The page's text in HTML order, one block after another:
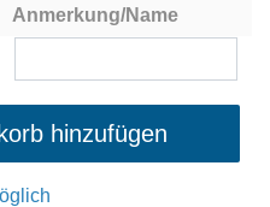
Anmerkung/Name
hinzufügen